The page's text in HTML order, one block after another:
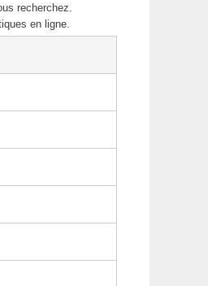
recherchez.
en ligne.